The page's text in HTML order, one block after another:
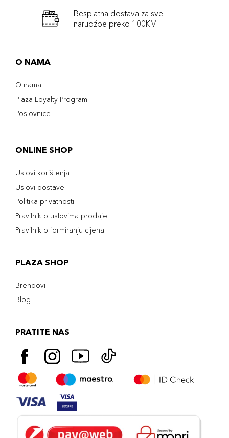
Besplatna dostava za sve
narudźbe preko 100KM
O NAMA
O nama
Plaza Loyalty Program
Poslovnice
ONLINE SHOP
Uslovi korištenja
Uslovi dostave
Politika privatnosti
Pravilnik o uslovima prodaje
Pravilnik o formiranju cijena
PLAZA SHOP
Brendovi
Blog
PRATITE NAS